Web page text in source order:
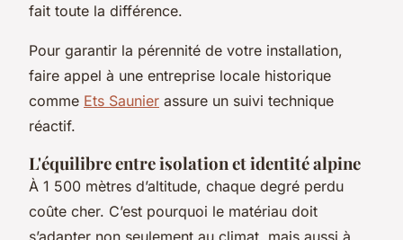
fait toute la différence.
Pour garantir la pérennité de votre installation,
faire appel à une entreprise locale historique
comme Ets Saunier assure un suivi technique
réactif.
L'équilibre entre isolation et identité alpine
À 1 500 mètres d’altitude, chaque degré perdu
coûte cher. C’est pourquoi le matériau doit
s’adapter non seulement au climat, mais aussi à